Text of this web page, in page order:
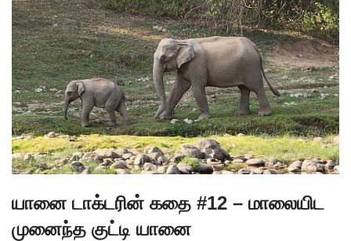
யானை டாக்டரின் கதை #12 – மாலையிட
முனைந்த குட்டி யானை